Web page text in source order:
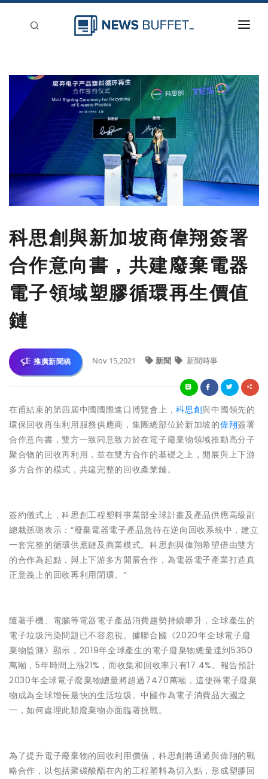
新聞稿分類
刊登
科思創與新加坡商偉翔簽署
合作意向書，共建廢棄電器
電子領域塑膠循環再生價值
鏈
推廣新聞稿 Nov 15,2021 新聞 新聞時事
在甫結束的第四屆中國國際進口博覽會上，科思創與中國領先的
環保回收再生利用服務供應商，集團總部位於新加坡的偉翔簽署
合作意向書，雙方一致同意致力於在電子廢棄物領域推動高分子
聚合物的回收再利用，並在雙方合作的基礎之上，開展與上下游
多方合作的模式，共建完整的回收產業鏈。
簽約儀式上，科思創工程塑料事業部全球計畫及產品供應高級副
總裁孫璐表示：“廢棄電器電子產品急待在逆向回收系統中，建立
一套完整的循環供應鏈及商業模式。科思創與偉翔希望借由雙方
的合作為起點，與上下游多方開展合作，為電器電子產業打造真
正意義上的回收再利用閉環。”
隨著手機、電腦等電器電子產品消費趨勢持續攀升，全球產生的
電子垃圾污染問題已不容忽視。據聯合國《2020年全球電子廢
棄物監測》顯示，2019年全球產生的電子廢棄物總量達到5360
萬噸，5年時間上漲21%，而收集和回收率只有17.4%。報告預計
2030年全球電子廢棄物總量將超過7470萬噸，這使得電子廢棄
物成為全球增長最快的生活垃圾。中國作為電子消費品大國之
一，如何處理此類廢棄物亦面臨著挑戰。
為了提升電子廢棄物的回收利用價值，科思創將通過與偉翔的戰
略合作，以包括聚碳酸酯在內的工程塑料為切入點，形成塑膠回